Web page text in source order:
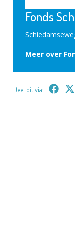
Fonds
Meer over
Deel dit via: